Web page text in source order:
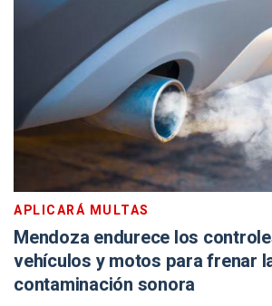
APLICARÁ MULTAS
Mendoza endurece los
vehículos y motos para frenar
contaminación sonora